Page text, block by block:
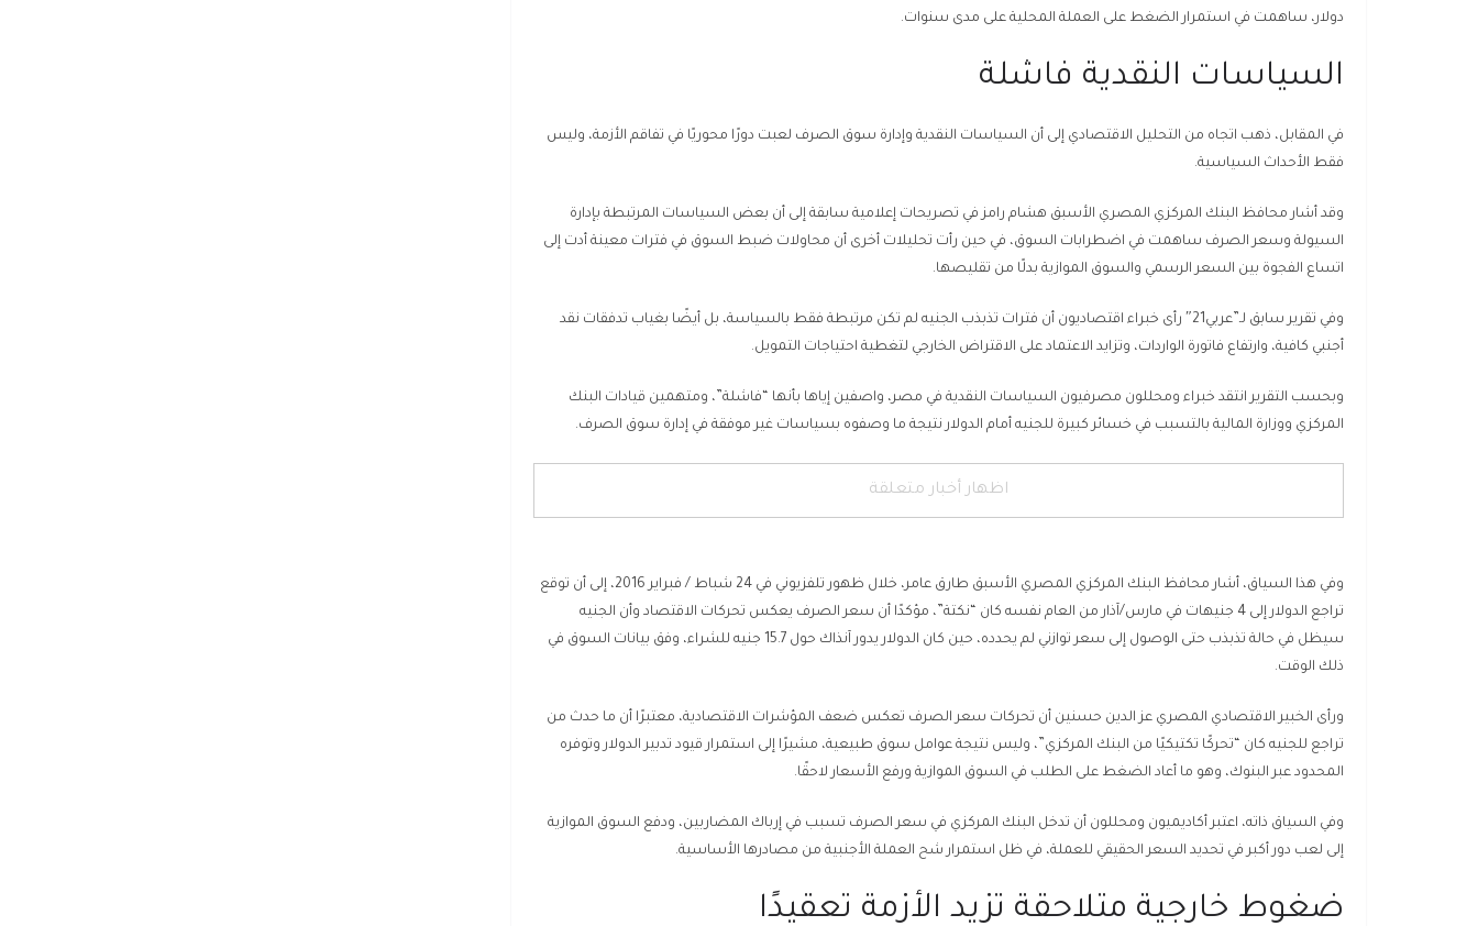
دولار، ساهمت في استمرار الضغط على العملة المحلية على مدى سنوات.
السياسات النقدية فاشلة
في المقابل، ذهب اتجاه من التحليل الاقتصادي إلى أن السياسات النقدية وإدارة سوق الصرف لعبت دورًا محوريًا في تفاقم الأزمة، وليس
فقط الأحداث السياسية.
وقد أشار محافظ البنك المركزي المصري الأسبق هشام رامز في تصريحات إعلامية سابقة إلى أن بعض السياسات المرتبطة بإدارة
السيولة وسعر الصرف ساهمت في اضطرابات السوق، في حين رأت تحليلات أخرى أن محاولات ضبط السوق في فترات معينة أدت إلى
اتساع الفجوة بين السعر الرسمي والسوق الموازية بدلًا من تقليصها.
وفي تقرير سابق لـ”عربي21″ رأى خبراء اقتصاديون أن فترات تذبذب الجنيه لم تكن مرتبطة فقط بالسياسة، بل أيضًا بغياب تدفقات نقد
أجنبي كافية، وارتفاع فاتورة الواردات، وتزايد الاعتماد على الاقتراض الخارجي لتغطية احتياجات التمويل.
وبحسب التقرير انتقد خبراء ومحللون مصرفيون السياسات النقدية في مصر، واصفين إياها بأنها “فاشلة”، ومتهمين قيادات البنك
المركزي ووزارة المالية بالتسبب في خسائر كبيرة للجنيه أمام الدولار نتيجة ما وصفوه بسياسات غير موفقة في إدارة سوق الصرف.
اظهار أخبار متعلقة
وفي هذا السياق، أشار محافظ البنك المركزي المصري الأسبق طارق عامر، خلال ظهور تلفزيوني في 24 شباط / فبراير 2016، إلى أن توقع
تراجع الدولار إلى 4 جنيهات في مارس/آذار من العام نفسه كان “نكتة”، مؤكدًا أن سعر الصرف يعكس تحركات الاقتصاد وأن الجنيه
سيظل في حالة تذبذب حتى الوصول إلى سعر توازني لم يحدده، حين كان الدولار يدور آنذاك حول 15.7 جنيه للشراء، وفق بيانات السوق في
ذلك الوقت.
ورأى الخبير الاقتصادي المصري عز الدين حسنين أن تحركات سعر الصرف تعكس ضعف المؤشرات الاقتصادية، معتبرًا أن ما حدث من
تراجع للجنيه كان “تحركًا تكتيكيًا من البنك المركزي”، وليس نتيجة عوامل سوق طبيعية، مشيرًا إلى استمرار قيود تدبير الدولار وتوفره
المحدود عبر البنوك، وهو ما أعاد الضغط على الطلب في السوق الموازية ورفع الأسعار لاحقًا.
وفي السياق ذاته، اعتبر أكاديميون ومحللون أن تدخل البنك المركزي في سعر الصرف تسبب في إرباك المضاربين، ودفع السوق الموازية
إلى لعب دور أكبر في تحديد السعر الحقيقي للعملة، في ظل استمرار شح العملة الأجنبية من مصادرها الأساسية.
ضغوط خارجية متلاحقة تزيد الأزمة تعقيدًا